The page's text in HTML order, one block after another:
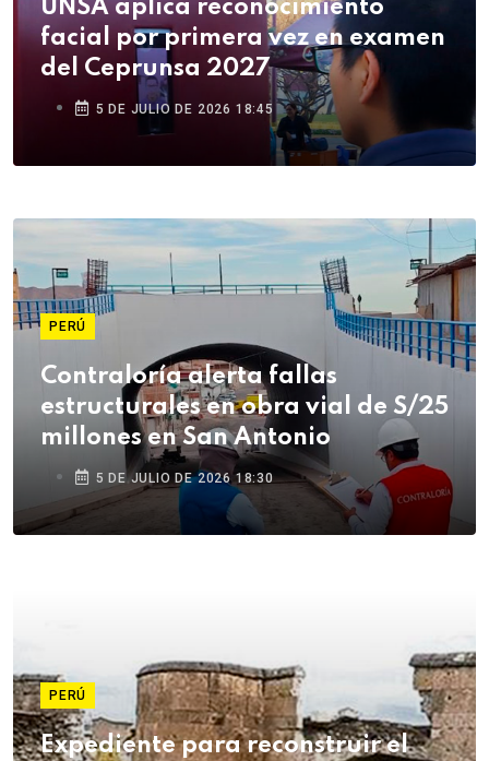
UNSA aplica reconocimiento
facial por primera vez en examen
del Ceprunsa 2027
5 DE JULIO DE 2026 18:45
PERÚ
Contraloría alerta fallas
estructurales en obra vial de S/25
millones en San Antonio
5 DE JULIO DE 2026 18:30
PERÚ
Expediente para reconstruir el